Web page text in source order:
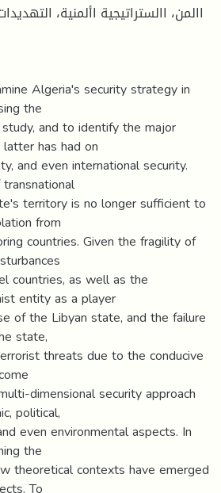
االمن، االستراتيجية األمنية،
Algeria's security strategy in
the
and to identify the major
has had on
and even international security.
territory is no longer sufficient to
from
countries. Given the fragility of
countries, as well as the
entity as a player
of the Libyan state, and the failure
state,
threats due to the conducive
dimensional security approach
political,
even environmental aspects. In
the
theoretical contexts have emerged